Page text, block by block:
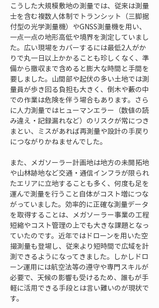
こうした大規模敷地の測量では、従来は測量
士を含む複数人体制でトランシット（三脚据
付型の光学測量機）やGNSS測量機を用い、
一点一点の地形高低や境界を測定していまし
た。広い現場をカバーするには最低2人がか
りで丸一日以上かかることも珍しくなく、準
備から撤収まで含めると膨大な時間と手間を
要しました。山間部や起伏の多い土地では測
量員が歩き回る負担も大きく、倒木や藪の中
での作業は危険を伴う場合もあります。さら
に人力測量ではヒューマンエラー（数値の読
み違え・記録漏れなど）のリスクが常につき
まとい、ミスがあれば再測量や設計の手戻り
につながりかねませんでした。
また、メガソーラー計画地は地方の未開拓地
や山林跡地など交通・通信インフラが限られ
たエリアに立地することも多く、何度も足を
運んで測量を行うこと自体がコスト増につな
がっていました。効率的に正確な測量データ
を取得することは、メガソーラー事業の工程
短縮やコスト管理の上でも大きな課題となっ
ていたのです。近年ではドローンを用いた空
撮測量も登場し、従来より短時間で広域を計
測できるようになってきました。しかしドロ
ーン運用には航空法等の遵守や専門スキルが
必要で、天候の影響も受けるため、誰もが手
軽に活用できる手段とは言い難いのが現状で
す。